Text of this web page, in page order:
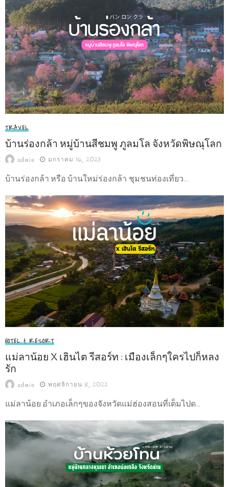
TRAVEL
บ้านร่องกล้า หมู่บ้านสีชมพู ภูลมโล จังหวัดพิษณุโลก
admin มกราคม 16, 2023
บ้านร่องกล้า หรือ บ้านใหม่ร่องกล้า ชุมชนท่องเที่ยว...
HOTEL & RESORT
แม่ลาน้อย X เฮินไต รีสอร์ท : เมืองเล็กๆใครไปก็หลง
รัก
admin พฤศจิกายน 8, 2022
แม่ลาน้อย อำเภอเล็กๆของจังหวัดแม่ฮ่องสอนที่เต็มไปด...